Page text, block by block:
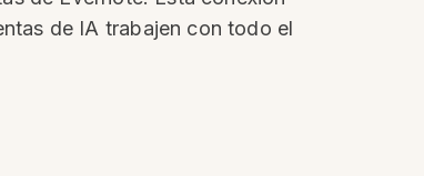
de IA trabajen con todo el